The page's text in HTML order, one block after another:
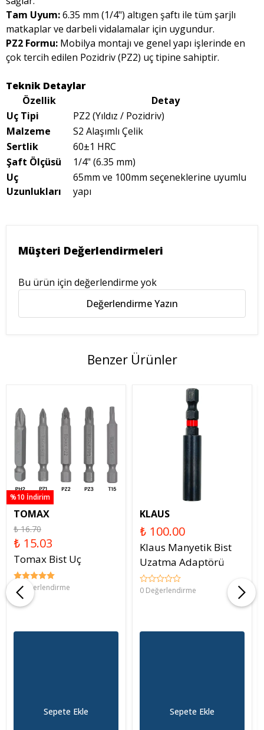
Tam Uyum:6.35 mm (1/4") altıgen şaftı ile tüm şarjlı
matkaplar ve darbeli vidalamalar için uygundur.
PZ2 Formu: Mobilya montajı ve genel yapı işlerinde en
çok tercih edilen Pozidriv (PZ2) uç tipine sahiptir.
Teknik Detaylar
Özellik
Detay
Uç Tipi
PZ2 (Yıldız / Pozidriv)
Malzeme
S2 Alaşımlı Çelik
Sertlik
60±1 HRC
Şaft Ölçüsü
1/4" (6.35 mm)
Uç
Uzunlukları
65mm ve 100mm seçeneklerine uyumlu
yapı
Müşteri Değerlendirmeleri
Bu ürün için değerlendirme yok
Değerlendirme Yazın
Benzer Ürünler
%10 İndirim
TOMAX
₺ 16.70
₺ 15.03
Tomax Bist Uç
2 Değerlendirme
Sepete Ekle
KLAUS
₺ 100.00
Klaus Manyetik Bist
Uzatma Adaptörü
0 Değerlendirme
Sepete Ekle